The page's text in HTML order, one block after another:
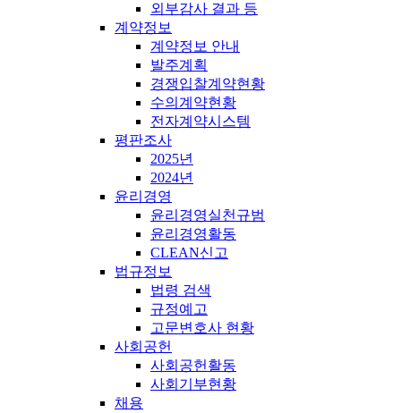
외부감사 결과 등
계약정보
계약정보 안내
발주계획
경쟁입찰계약현황
수의계약현황
전자계약시스템
평판조사
2025년
2024년
윤리경영
윤리경영실천규범
윤리경영활동
CLEAN신고
법규정보
법령 검색
규정예고
고문변호사 현황
사회공헌
사회공헌활동
사회기부현황
채용